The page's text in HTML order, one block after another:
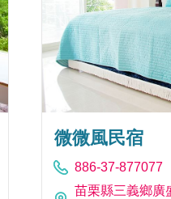
微微風民宿
886-37-877077
苗栗縣三義鄉廣